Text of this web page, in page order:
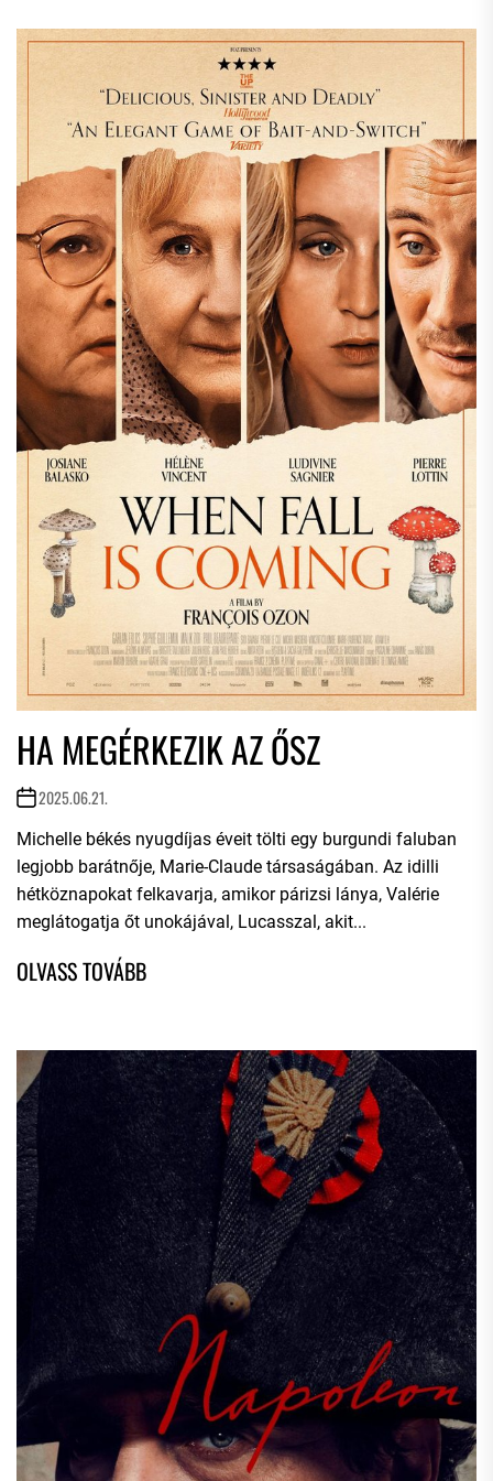
HA MEGÉRKEZIK AZ ŐSZ
2025.06.21.
Michelle békés nyugdíjas éveit tölti egy burgundi faluban
legjobb barátnője, Marie-Claude társaságában. Az idilli
hétköznapokat felkavarja, amikor párizsi lánya, Valérie
meglátogatja őt unokájával, Lucasszal, akit...